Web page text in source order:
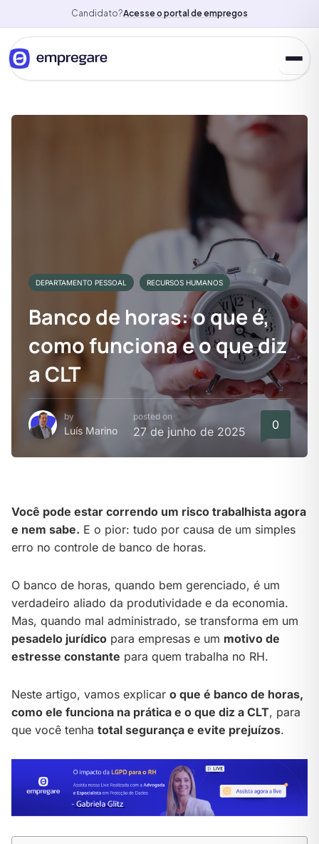
Candidato?Acesse o portal de empregos
DEPARTAMENTO PESSOAL RECURSOS HUMANOS
Banco de horas: o que é,
como funciona e o que diz
a CLT
by
Luís Marino
posted on
27 de junho de 2025 0
Você pode estar correndo um risco trabalhista agora
e nem sabe. E o pior: tudo por causa de um simples
erro no controle de banco de horas.
O banco de horas, quando bem gerenciado, é um
verdadeiro aliado da produtividade e da economia.
Mas, quando mal administrado, se transforma em um
pesadelo jurídico para empresas e um motivo de
estresse constante para quem trabalha no RH.
Neste artigo, vamos explicar o que é banco de horas,
como ele funciona na prática e o que diz a CLT, para
que você tenha total segurança e evite prejuízos.